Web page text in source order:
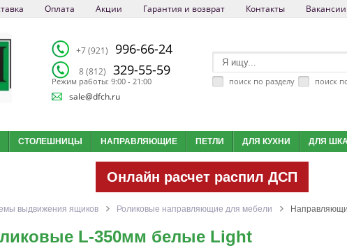
Оплата Акции Гарантия и возврат Контакты Вакансии
+7 (921) 996-66-24
8 (812) 329-55-59
Режим работы: 9:00 - 21:00
sale@dfch.ru
поиск по разделу поиск
СТОЛЕШНИЦЫ НАПРАВЛЯЮЩИЕ ПЕТЛИ ДЛЯ КУХНИ ДЛЯ
Онлайн расчет распил ДСП
выдвижения ящиков Роликовые направляющие для мебели
L-350мм белые Light